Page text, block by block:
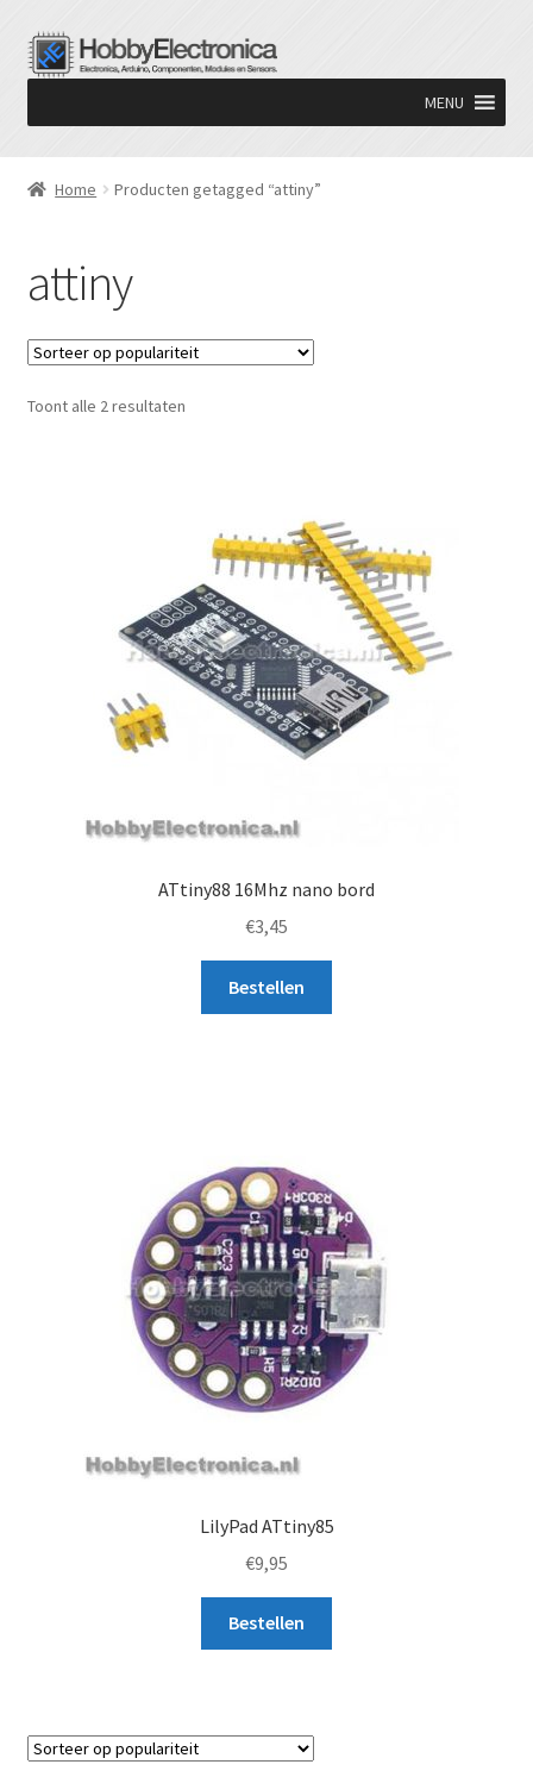
Ga
door
navigatie
Ga
naar
inhoud
MENU
Home Producten getagged “attiny”
attiny
Toont alle 2 resultatenGesorteerd
ATtiny88 16Mhz nano bord
€3,45
Bestellen
LilyPad ATtiny85
€9,95
Bestellen